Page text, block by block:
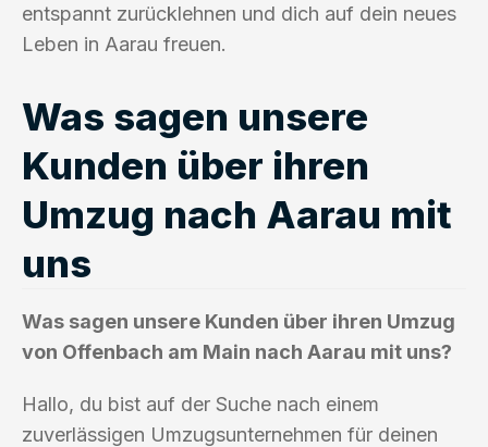
entspannt zurücklehnen und dich auf dein neues
Leben in Aarau freuen.
Was sagen unsere
Kunden über ihren
Umzug nach Aarau mit
uns
Was sagen unsere Kunden über ihren Umzug
von Offenbach am Main nach Aarau mit uns?
Hallo, du bist auf der Suche nach einem
zuverlässigen Umzugsunternehmen für deinen